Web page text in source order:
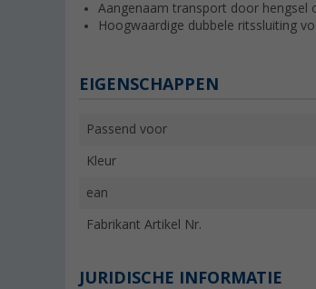
Aangenaam transport door hengsel
Hoogwaardige dubbele ritssluiting
EIGENSCHAPPEN
Passend voor
Kleur
ean
Fabrikant Artikel Nr.
JURIDISCHE INFORMATIE